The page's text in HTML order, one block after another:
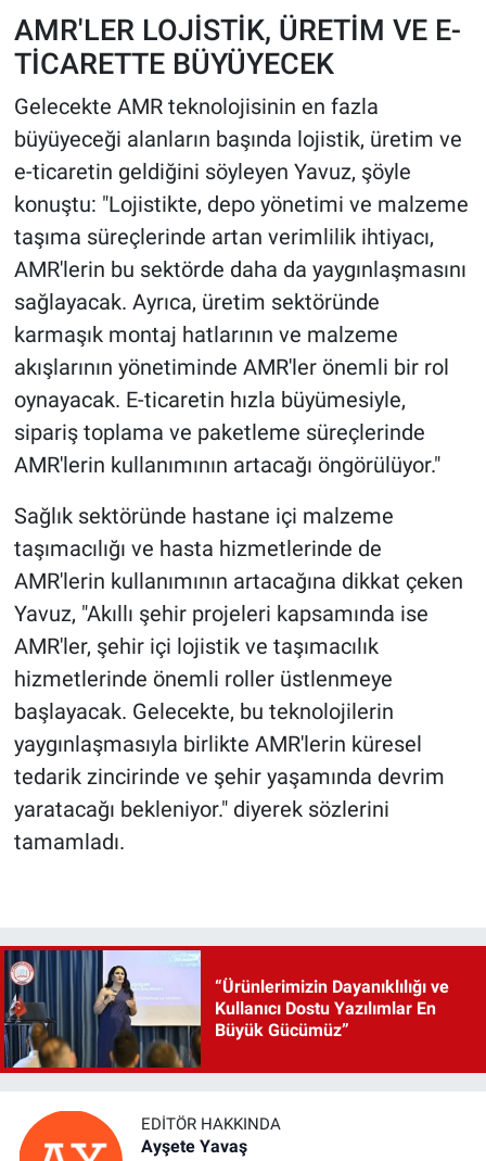
AMR'LER LOJİSTİK, ÜRETİM VE E-
TİCARETTE BÜYÜYECEK
Gelecekte AMR teknolojisinin en fazla
büyüyeceği alanların başında lojistik, üretim ve
e-ticaretin geldiğini söyleyen Yavuz, şöyle
konuştu: "Lojistikte, depo yönetimi ve malzeme
taşıma süreçlerinde artan verimlilik ihtiyacı,
AMR'lerin bu sektörde daha da yaygınlaşmasını
sağlayacak. Ayrıca, üretim sektöründe
karmaşık montaj hatlarının ve malzeme
akışlarının yönetiminde AMR'ler önemli bir rol
oynayacak. E-ticaretin hızla büyümesiyle,
sipariş toplama ve paketleme süreçlerinde
AMR'lerin kullanımının artacağı öngörülüyor."
Sağlık sektöründe hastane içi malzeme
taşımacılığı ve hasta hizmetlerinde de
AMR'lerin kullanımının artacağına dikkat çeken
Yavuz, "Akıllı şehir projeleri kapsamında ise
AMR'ler, şehir içi lojistik ve taşımacılık
hizmetlerinde önemli roller üstlenmeye
başlayacak. Gelecekte, bu teknolojilerin
yaygınlaşmasıyla birlikte AMR'lerin küresel
tedarik zincirinde ve şehir yaşamında devrim
yaratacağı bekleniyor." diyerek sözlerini
tamamladı.
“Ürünlerimizin Dayanıklılığı ve
Kullanıcı Dostu Yazılımlar En
Büyük Gücümüz”
EDITÖR HAKKINDA
Ayşete Yavaş